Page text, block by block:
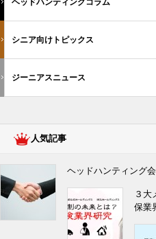
シニア向けトピックス
ジーニアスニュース
人気記事
ヘッドハンティング
３大
保業